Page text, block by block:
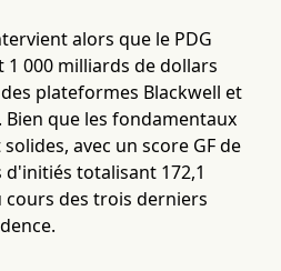
alors que le PDG
1 000 milliards de dollars
plateformes Blackwell et
Bien que les fondamentaux
avec un score GF de
d'initiés totalisant 172,1
des trois derniers